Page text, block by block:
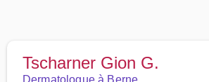
Tscharner Gion G.
Dermatologue à Berne